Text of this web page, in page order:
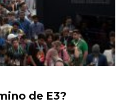
de E3?